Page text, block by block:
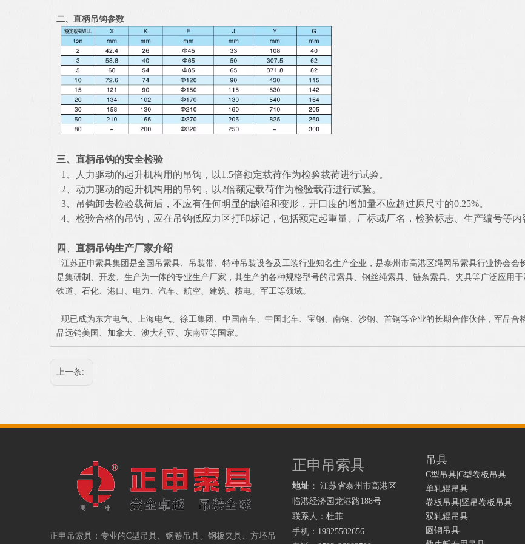
二、 直柄吊钩参数
三、 直柄吊钩的安全检验
1、人力驱动的起升机构用的吊钩，以1.5倍额定载荷作为检验载荷进行试验。
2、动力驱动的起升机构用的吊钩，以2倍额定载荷作为检验载荷进行试验。
3、吊钩卸去检验载荷后，不应有任何明显的缺陷和变形，开口度的增加量不应超过原尺寸的0.25%。
4、检验合格的吊钩，应在吊钩低应力区打印标记，包括额定起重量、厂标或厂名，检验标志、生产编号等内
四 直柄吊钩生产厂家介绍
江苏正申索具集团是全国吊索具、吊装带、特种吊装设备及工装行业知名生产企业，是泰州市高港区绳网吊索具行业协会会
是集研制、开发、生产为一体的专业生产厂家，其生产的各种规格型号的吊索具、钢丝绳索具、链条索具、夹具等广泛应用于
铁道、石化、港口、电力、汽车、航空、建筑、核电、军工等领域。
现已成为东方电气、上海电气、徐工集团、中国南车、中国北车、宝钢、南钢、沙钢、首钢等企业的长期合作伙伴，军品合
品远销美国、加拿大、澳大利亚、东南亚等国家。
上一条:
正申吊索具：专业的C型吊具 钢卷吊具 钢板夹具 方坯吊
正申吊索具
地址： 江苏省泰州市高港区
临港经济园龙港路188号
联系人：杜菲
手机：19825502656
吊具
C型吊具|C型卷板吊具
单轧辊吊具
卷板吊具|竖吊卷板吊具
双轧辊吊具
圆钢吊具